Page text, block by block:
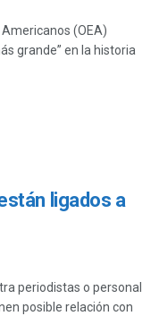
Americanos (OEA)
grande” en la historia
ligados a
periodistas o personal
posible relación con